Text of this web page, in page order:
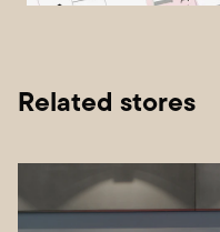
Related stores